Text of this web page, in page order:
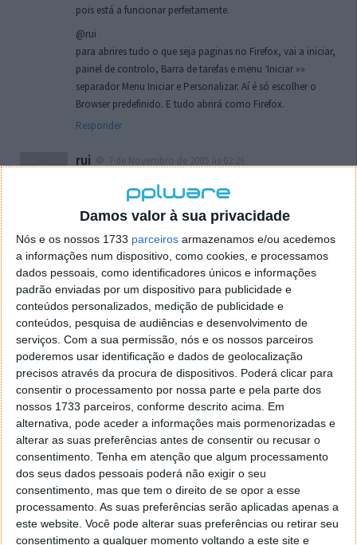
Damos valor à sua privacidade
Nós e os nossos 1733 parceiros armazenamos e/ou acedemos
a informações num dispositivo, como cookies, e processamos
dados pessoais, como identificadores únicos e informações
padrão enviadas por um dispositivo para publicidade e
conteúdos personalizados, medição de publicidade e
conteúdos, pesquisa de audiências e desenvolvimento de
serviços. Com a sua permissão, nós e os nossos parceiros
poderemos usar identificação e dados de geolocalização
precisos através da procura de dispositivos. Poderá clicar para
consentir o processamento por nossa parte e pela parte dos
nossos 1733 parceiros, conforme descrito acima. Em
alternativa, pode aceder a informações mais pormenorizadas e
alterar as suas preferências antes de consentir ou recusar o
consentimento. Tenha em atenção que algum processamento
dos seus dados pessoais poderá não exigir o seu
consentimento, mas que tem o direito de se opor a esse
processamento. As suas preferências serão aplicadas apenas a
este website. Você pode alterar suas preferências ou retirar seu
consentimento a qualquer momento voltando a este site e
pois está a funcionar perfeitamente.
@rui
para abrires tudo o que seja paginas no Firefox, vai a iniciar,
painel de controlo, Barra de tarefas e menu ‘Iniciar »»
separador Menu Iniciar e Personalizar. Aí é só escolher o
Browser predefinido. E tudo abrirá como Firefox.
Responder
rui
localizaçao referida n se encontra la nada k me permita por
o firefox como browser predefenido
Ja percorri o painel
tentei apagar o explorer na tentativa de forçar o uso do
firefox mas em vao. Kaso te lembres de outra dica fico
agradecido, caso contrario obrigado a mesma
Responder
Vítor M.
7 de Novembro de 2005 às 01:39
@Reporter
Desculpa mas o link funciona. Seja como for segue por mail
o MSn Messenger 8.
Responder
Vítor M.
@Rui
Tens de encontrar o que te falei. Faz da seguinte maneira,
janela iniciar e no topo dessa janela com o botão direito do
rato faz propriedades. Depois no separador Menu ‘Iniciar’
clica no botão ‘Personalizar’ aí encontrarás no separador